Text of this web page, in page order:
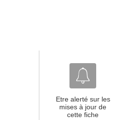
Etre alerté sur les
mises à jour de
cette fiche